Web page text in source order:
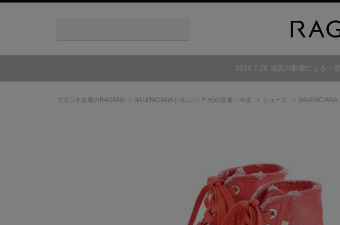
2026.7.29 地震の影響による一
ブランド古着のRAGTAG BALENCIAGA (バレンシアガ)の古着・中古 シューズ BALENCIAGA